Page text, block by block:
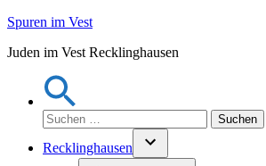
Zum
springen
Spuren im Vest
Juden im Vest Recklinghausen
Suchen
nach:
Recklinghausen